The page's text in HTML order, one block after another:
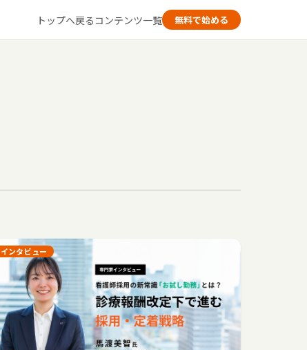
トップへ戻るコンテンツ一覧 無料で始める
インタビュー